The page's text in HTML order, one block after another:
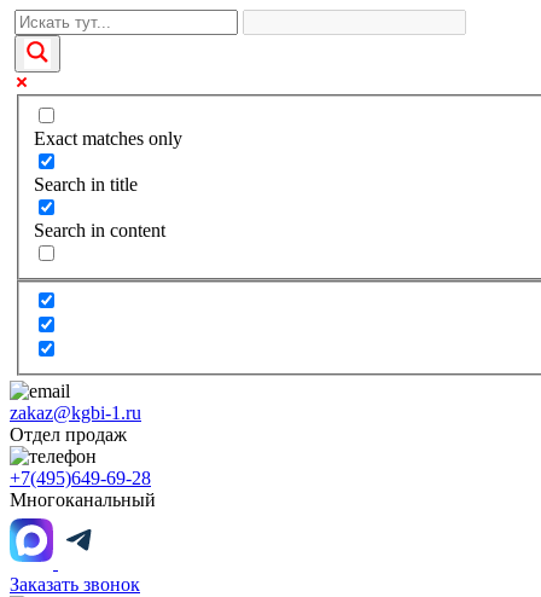
Exact matches only
Search in title
Search in content
zakaz@kgbi-1.ru
Отдел продаж
+7(495)649-69-28
Многоканальный
Заказать звонок